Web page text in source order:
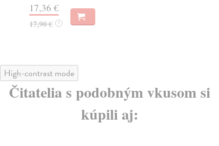
17,36 €
17,90 € ?
High-contrast mode
Čitatelia s podobným vkusom si
kúpili aj: